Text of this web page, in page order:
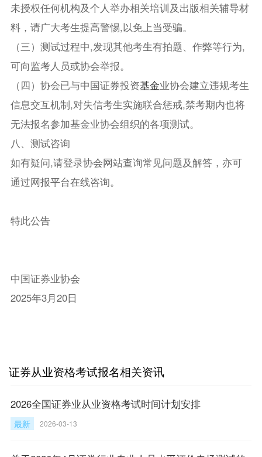
未授权任何机构及个人举办相关培训及出版相关辅导材
料，请广大考生提高警惕,以免上当受骗。
（三）测试过程中,发现其他考生有拍题、作弊等行为,
可向监考人员或协会举报。
（四）协会已与中国证券投资基金业协会建立违规考生
信息交互机制,对失信考生实施联合惩戒,禁考期内也将
无法报名参加基金业协会组织的各项测试。
八、测试咨询
如有疑问,请登录协会网站查询常见问题及解答，亦可
通过网报平台在线咨询。
特此公告
中国证券业协会
2025年3月20日
证券从业资格考试报名相关资讯
2026全国证券业从业资格考试时间计划安排
最新 2026-03-13